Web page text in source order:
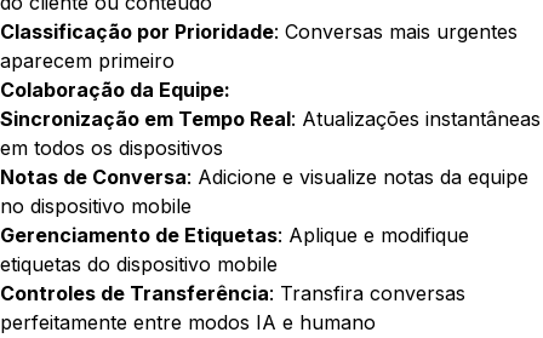
Classificação por Prioridade: Conversas mais urgentes
aparecem primeiro
Colaboração da Equipe:
Sincronização em Tempo Real: Atualizações instantâneas
em todos os dispositivos
Notas de Conversa: Adicione e visualize notas da equipe
no dispositivo mobile
Gerenciamento de Etiquetas: Aplique e modifique
etiquetas do dispositivo mobile
Controles de Transferência: Transfira conversas
perfeitamente entre modos IA e humano